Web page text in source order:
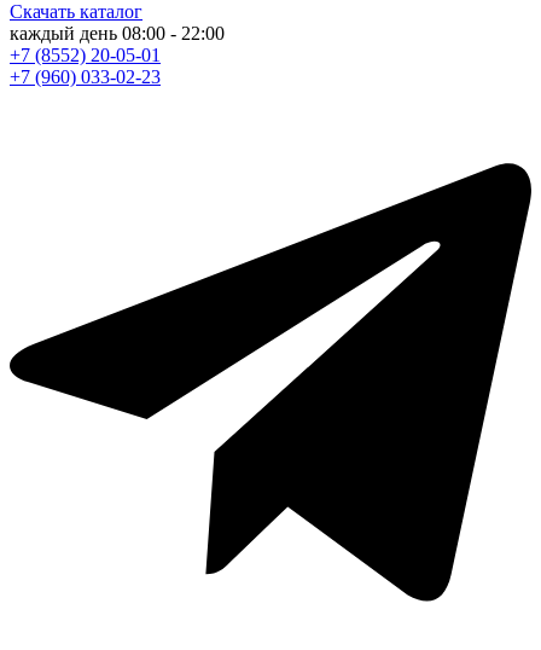
Скачать каталог
каждый день 08:00 - 22:00
+7 (8552) 20-05-01
+7 (960) 033-02-23